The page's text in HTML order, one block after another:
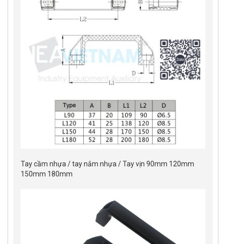
Tay cầm nhựa / tay nắm nhựa / Tay vịn 90mm 120mm
150mm 180mm